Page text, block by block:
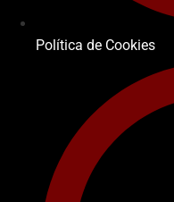
Política de Cookies